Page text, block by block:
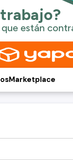
Marketplace